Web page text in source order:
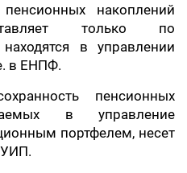
накоплений
только по
в управлении
в ЕНПФ.
пенсионных
в управление
портфелем, несет